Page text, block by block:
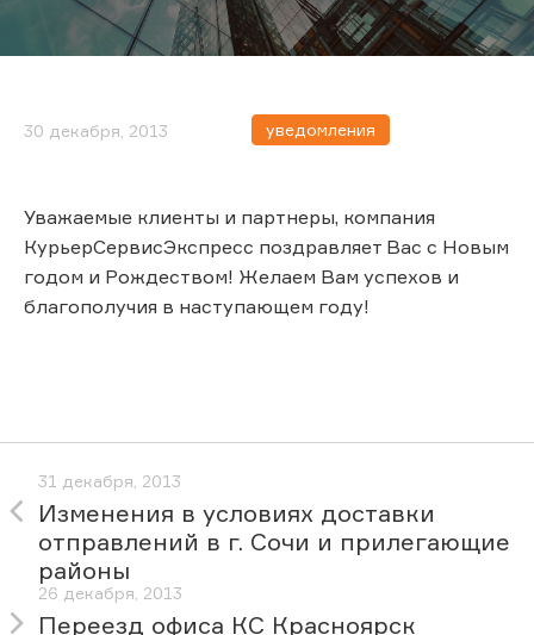
30 декабря, 2013 уведомления
Уважаемые клиенты и партнеры, компания
КурьерСервисЭкспресс поздравляет Вас с Новым
годом и Рождеством! Желаем Вам успехов и
благополучия в наступающем году!
31 декабря, 2013
Изменения в условиях доставки
отправлений в г. Сочи и прилегающие
районы
26 декабря, 2013
Переезд офиса КС Красноярск